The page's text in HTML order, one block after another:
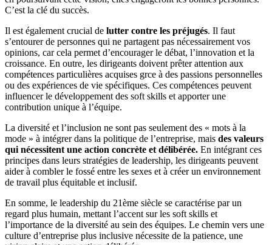
C’est la clé du succès.
Il est également crucial de lutter contre les préjugés. Il faut
s’entourer de personnes qui ne partagent pas nécessairement vos
opinions, car cela permet d’encourager le débat, l’innovation et la
croissance. En outre, les dirigeants doivent prêter attention aux
compétences particulières acquises grce à des passions personnelles
ou des expériences de vie spécifiques. Ces compétences peuvent
influencer le développement des soft skills et apporter une
contribution unique à l’équipe.
La diversité et l’inclusion ne sont pas seulement des « mots à la
mode » à intégrer dans la politique de l’entreprise, mais des valeurs
qui nécessitent une action concrète et délibérée. En intégrant ces
principes dans leurs stratégies de leadership, les dirigeants peuvent
aider à combler le fossé entre les sexes et à créer un environnement
de travail plus équitable et inclusif.
En somme, le leadership du 21ème siècle se caractérise par un
regard plus humain, mettant l’accent sur les soft skills et
l’importance de la diversité au sein des équipes. Le chemin vers une
culture d’entreprise plus inclusive nécessite de la patience, une